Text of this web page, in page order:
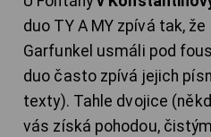
duo TY A MY zpívá tak,
Garfunkel usmáli pod
duo často zpívá jejich
texty). Tahle dvojice
vás získá pohodou,